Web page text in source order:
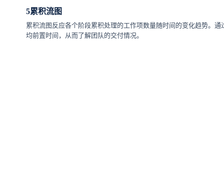
5累积流图
累积流图反应各个阶段累积处理的工作项数量随时间的变化趋势。
均前置时间，从而了解团队的交付情况。